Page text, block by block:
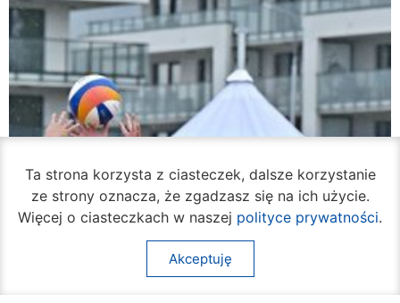
Ta strona korzysta z ciasteczek, dalsze korzystanie
ze strony oznacza, że zgadzasz się na ich użycie.
Więcej o ciasteczkach w naszej polityce prywatności.
Akceptuję